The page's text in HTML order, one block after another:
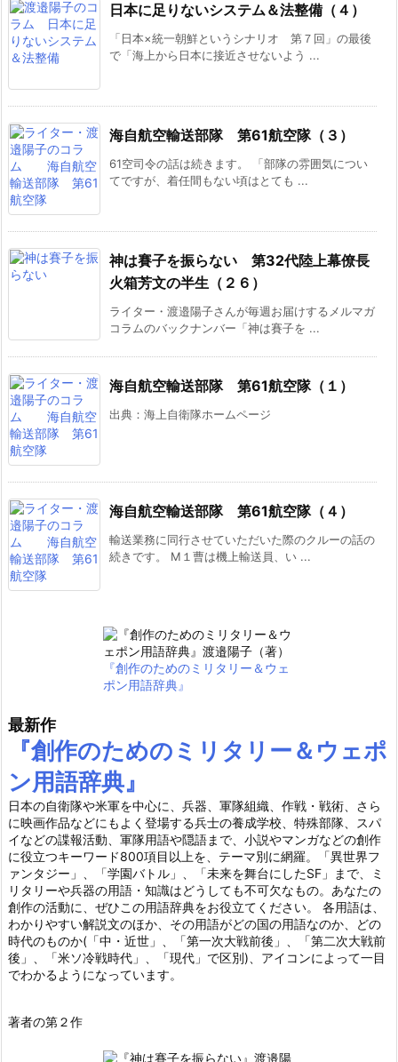
日本に足りないシステム＆法整備（４）
「日本×統一朝鮮というシナリオ 第７回」の最後
で「海上から日本に接近させないよう ...
海自航空輸送部隊 第61航空隊（３）
61空司令の話は続きます。 「部隊の雰囲気につい
てですが、着任間もない頃はとても ...
神は賽子を振らない 第32代陸上幕僚長
火箱芳文の半生（２６）
ライター・渡邉陽子さんが毎週お届けするメルマガ
コラムのバックナンバー「神は賽子を ...
海自航空輸送部隊 第61航空隊（１）
出典：海上自衛隊ホームページ
海自航空輸送部隊 第61航空隊（４）
輸送業務に同行させていただいた際のクルーの話の
続きです。 M１曹は機上輸送員、い ...
『創作のためのミリタリー＆ウェ
ポン用語辞典』
最新作
『創作のためのミリタリー＆ウェポ
ン用語辞典』
日本の自衛隊や米軍を中心に、兵器、軍隊組織、作戦・戦術、さら
に映画作品などにもよく登場する兵士の養成学校、特殊部隊、スパ
イなどの諜報活動、軍隊用語や隠語まで、小説やマンガなどの創作
に役立つキーワード800項目以上を、テーマ別に網羅。「異世界フ
ァンタジー」、「学園バトル」、「未来を舞台にしたSF」まで、ミ
リタリーや兵器の用語・知識はどうしても不可欠なもの。あなたの
創作の活動に、ぜひこの用語辞典をお役立てください。 各用語は、
わかりやすい解説文のほか、その用語がどの国の用語なのか、どの
時代のものか(「中・近世」、「第一次大戦前後」、「第二次大戦前
後」、「米ソ冷戦時代」、「現代」で区別)、アイコンによって一目
でわかるようになっています。
著者の第２作